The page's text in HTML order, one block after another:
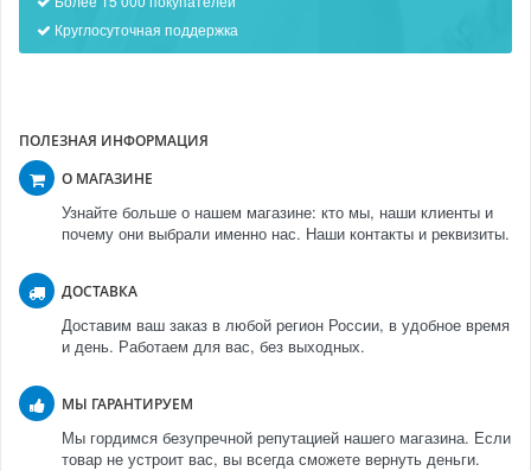
Круглосуточная поддержка
ПОЛЕЗНАЯ ИНФОРМАЦИЯ
О МАГАЗИНЕ
Узнайте больше о нашем магазине: кто мы, наши клиенты и
почему они выбрали именно нас. Наши контакты и реквизиты.
ДОСТАВКА
Доставим ваш заказ в любой регион России, в удобное время
и день. Работаем для вас, без выходных.
МЫ ГАРАНТИРУЕМ
Мы гордимся безупречной репутацией нашего магазина. Если
товар не устроит вас, вы всегда сможете вернуть деньги.